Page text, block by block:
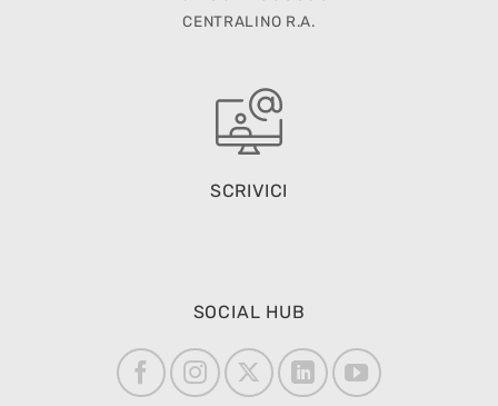
CENTRALINO R.A.
SCRIVICI
SOCIAL HUB